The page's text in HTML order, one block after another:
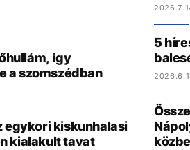
így
a szomszédban
egykori kiskunhalasi
kialakult tavat
5